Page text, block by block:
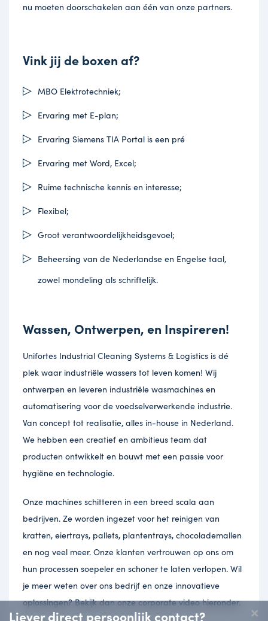
×
Liever direct persoonlijk contact?
nu moeten doorschakelen aan één van onze partners.
Vink jij de boxen af?
MBO Elektrotechniek;
Ervaring met E-plan;
Ervaring Siemens TIA Portal is een pré
Ervaring met Word, Excel;
Ruime technische kennis en interesse;
Flexibel;
Groot verantwoordelijkheidsgevoel;
Beheersing van de Nederlandse en Engelse taal,
zowel mondeling als schriftelijk.
Wassen, Ontwerpen, en Inspireren!
Unifortes Industrial Cleaning Systems & Logistics is dé
plek waar industriële wassers tot leven komen! Wij
ontwerpen en leveren industriële wasmachines en
automatisering voor de voedselverwerkende industrie.
Van concept tot realisatie, alles in-house in Nederland.
We hebben een creatief en ambitieus team dat
producten ontwikkelt en bouwt met een passie voor
hygiëne en technologie.
Onze machines schitteren in een breed scala aan
bedrijven. Ze worden ingezet voor het reinigen van
kratten, eiertrays, pallets, plantentrays, chocolademallen
en nog veel meer. Onze klanten vertrouwen op ons om
hun processen soepeler en schoner te laten verlopen. Wil
je meer weten over ons bedrijf en onze innovatieve
oplossingen? Bekijk dan onze corporate video hieronder.